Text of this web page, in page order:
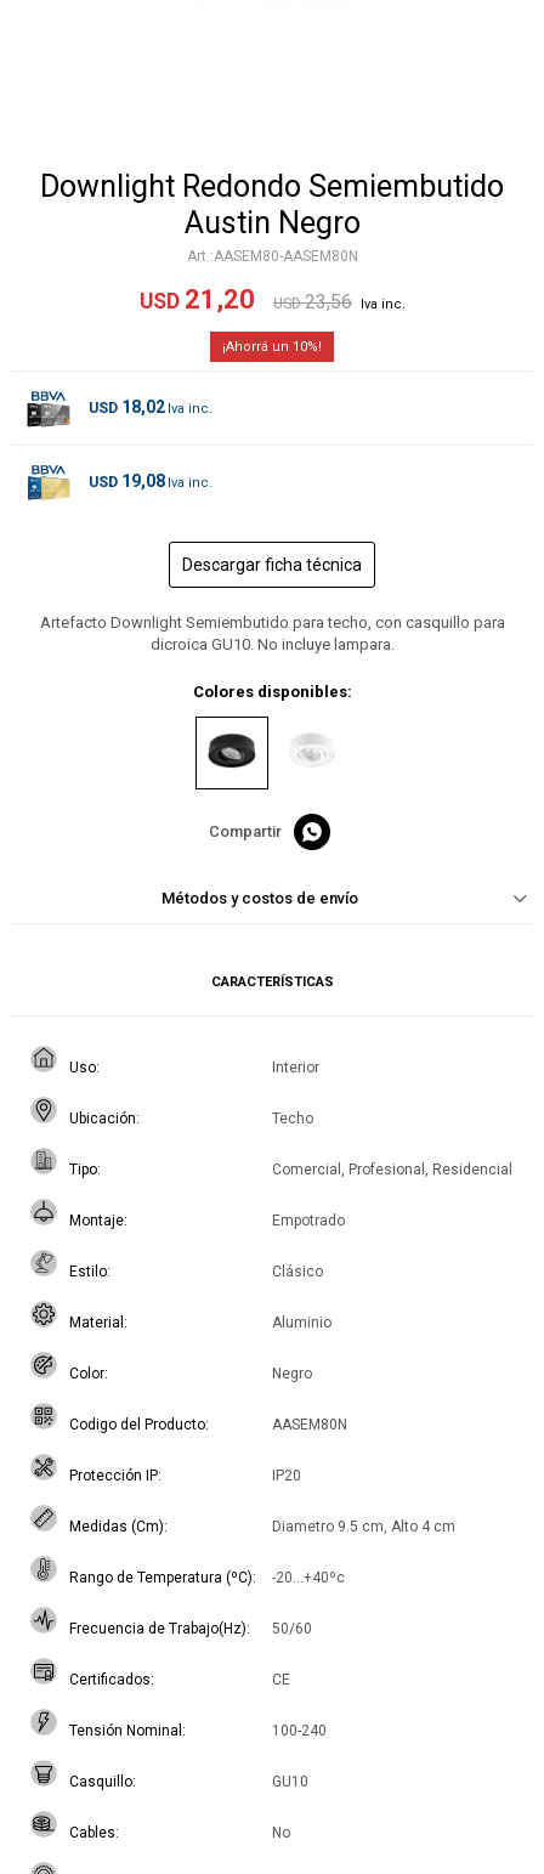
Downlight Redondo Semiembutido
Austin Negro
AASEM80-AASEM80N
USD 21,20 USD 23,56
10
USD 18,02
USD 19,08
Descargar ficha técnica
Artefacto Downlight Semiembutido para techo, con casquillo para
dicroica GU10. No incluye lampara.
Colores disponibles:

Métodos y costos de envío
CARACTERÍSTICAS
Uso Interior
Ubicación Techo
Tipo Comercial, Profesional, Residencial
Montaje Empotrado
Estilo Clásico
Material Aluminio
Color Negro
Codigo del Producto AASEM80N
Protección IP IP20
Medidas (Cm) Diametro 9.5 cm, Alto 4 cm
Rango de Temperatura (ºC) -20...+40ºc
Frecuencia de Trabajo(Hz) 50/60
Certificados CE
Tensión Nominal 100-240
Casquillo GU10
Cables No